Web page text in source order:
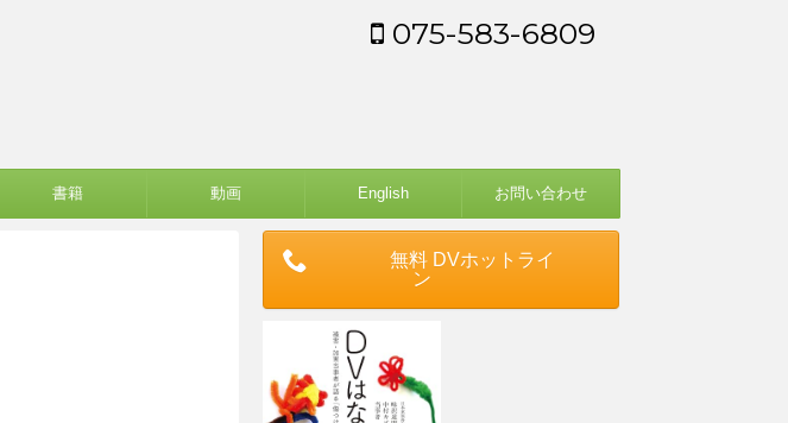
075-583-6809
書籍 動画 English お問い合わせ
無料 DVホットライ
ン